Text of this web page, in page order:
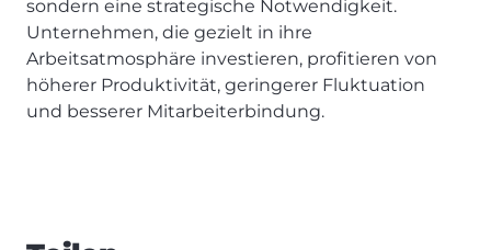
sondern eine strategische Notwendigkeit.
Unternehmen, die gezielt in ihre
Arbeitsatmosphäre investieren, profitieren von
höherer Produktivität, geringerer Fluktuation
und besserer Mitarbeiterbindung.